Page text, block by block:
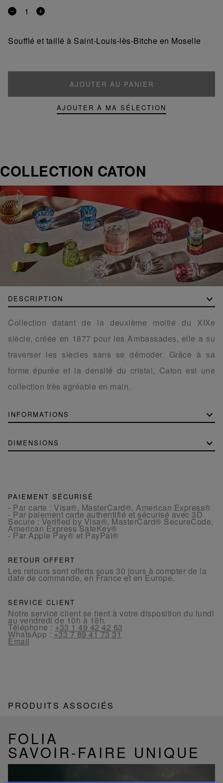
Retirer
Ajouter
Soufflé et taillé à Saint-Louis-lès-Bitche en Moselle
AJOUTER AU PANIER
AJOUTER À MA SÉLECTION
COLLECTION CATON
DESCRIPTION
Collection datant de la deuxième moitié du XIXe
siècle, créée en 1877 pour les Ambassades, elle a su
traverser les siècles sans se démoder. Grâce à sa
forme épurée et la densité du cristal, Caton est une
collection très agréable en main.
INFORMATIONS
DIMENSIONS
PAIEMENT SÉCURISÉ
- Par carte : Visa®, MasterCard®, American Express®
- Par paiement carte authentifié et sécurisé avec 3D
Secure : Verified by Visa®, MasterCard® SecureCode,
American Express SafeKey®
- Par Apple Pay® et PayPal®
RETOUR OFFERT
Les retours sont offerts sous 30 jours à compter de la
date de commande, en France et en Europe.
SERVICE CLIENT
Notre service client se tient à votre disposition du lundi
au vendredi de 10h à 18h.
Téléphone : +33 1 49 42 42 63
WhatsApp : +33 7 89 41 73 31
Email
PRODUITS ASSOCIÉS
FOLIA
SAVOIR-FAIRE UNIQUE